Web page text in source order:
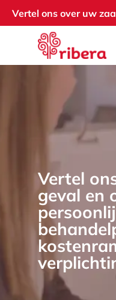
Vertel ons over uw
Vertel
geval en